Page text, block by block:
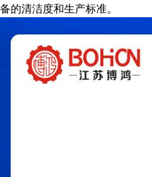
备的清洁度和生产标准。